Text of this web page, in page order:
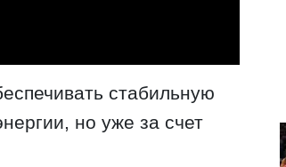
стабильную
но уже за счет